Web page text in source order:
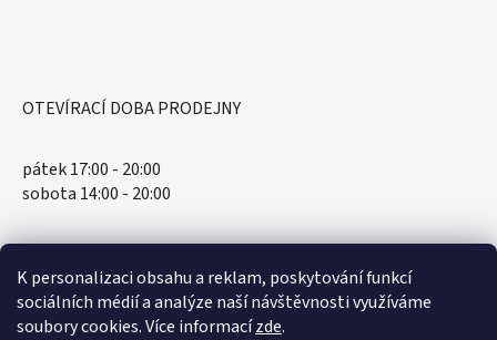
K personalizaci obsahu a reklam, poskytování funkcí
sociálních médií a analýze naší návštěvnosti využíváme
soubory cookies. Více informacízde.
OTEVÍRACÍ DOBA PRODEJNY
pátek 17:00 - 20:00
sobota 14:00 - 20:00